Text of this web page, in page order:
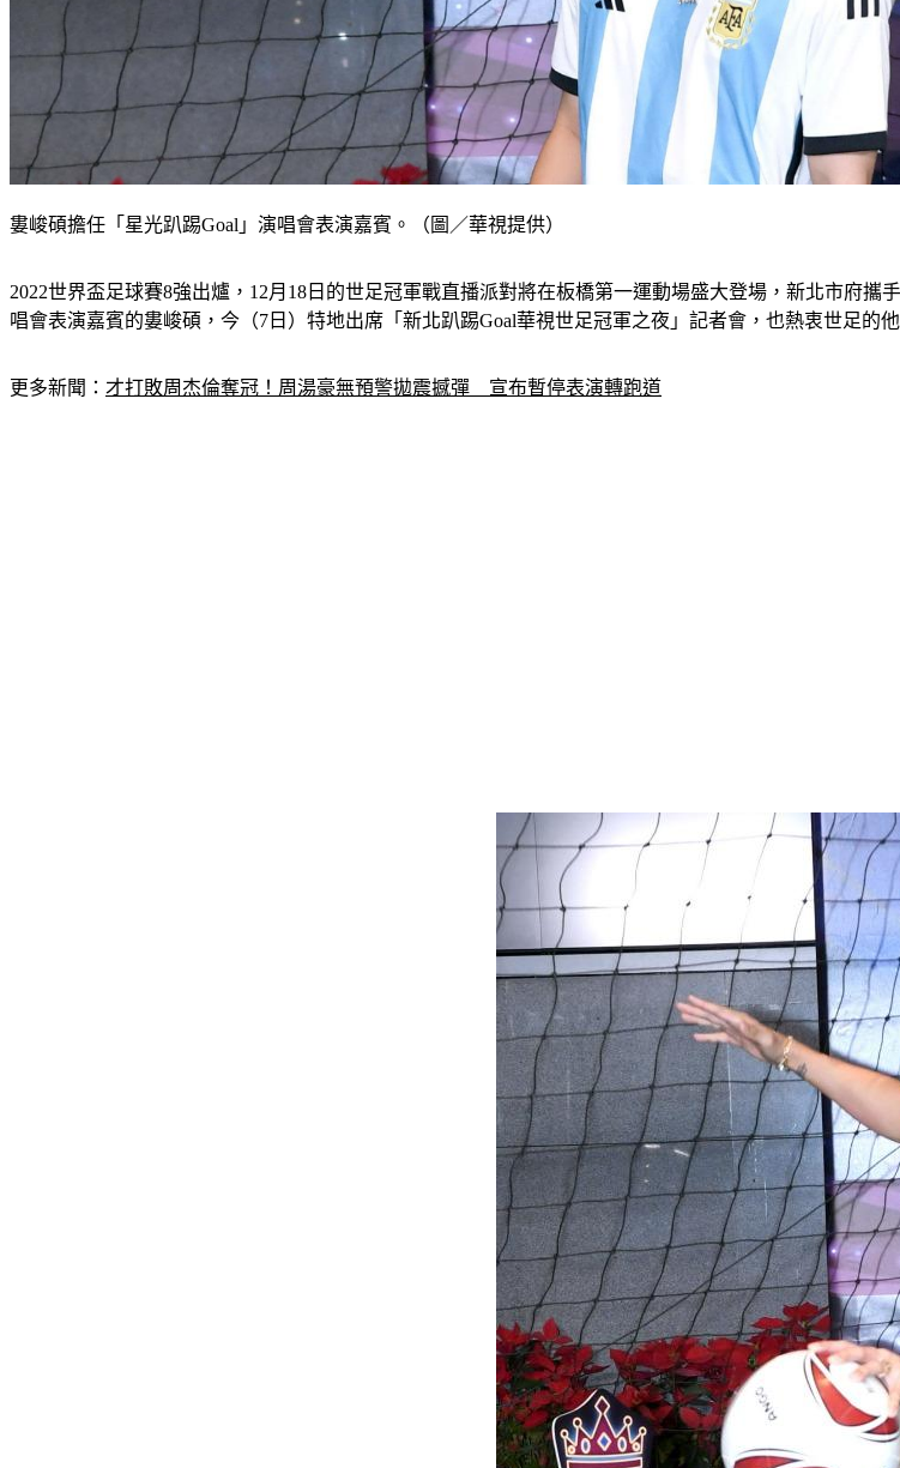
婁峻碩擔任「星光趴踢Goal」演唱會表演嘉賓。（圖／華視提供）
2022世界盃足球賽8強出爐，12月18日的世足冠軍戰直播派對將在板橋第一運動場盛大登場，新北市府
唱會表演嘉賓的婁峻碩，今（7日）特地出席「新北趴踢Goal華視世足冠軍之夜」記者會，也熱衷世足的
更多新聞： 才打敗周杰倫奪冠！周湯豪無預警拋震撼彈　宣布暫停表演轉跑道